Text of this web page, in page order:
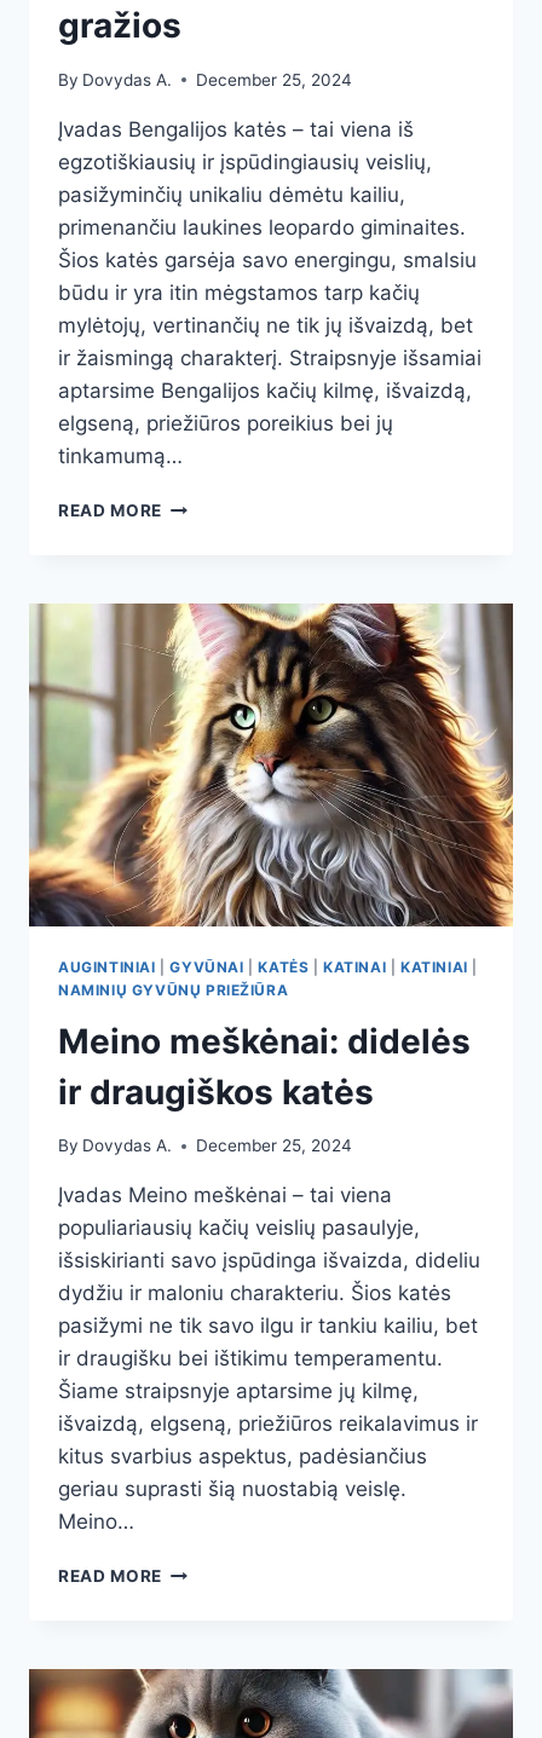
gražios
By Dovydas A. December 25, 2024
Įvadas Bengalijos katės – tai viena iš
egzotiškiausių ir įspūdingiausių veislių,
pasižyminčių unikaliu dėmėtu kailiu,
primenančiu laukines leopardo giminaites.
Šios katės garsėja savo energingu, smalsiu
būdu ir yra itin mėgstamos tarp kačių
mylėtojų, vertinančių ne tik jų išvaizdą, bet
ir žaismingą charakterį. Straipsnyje išsamiai
aptarsime Bengalijos kačių kilmę, išvaizdą,
elgseną, priežiūros poreikius bei jų
tinkamumą…
READ MORE BENGALIJOS
IR
GRAŽIOS
AUGINTINIAI |GYVŪNAI |KATĖS |KATINAI |KATINIAI
NAMINIŲ GYVŪNŲ PRIEŽIŪRA
Meino meškėnai: didelės
ir draugiškos katės
By Dovydas A. December 25, 2024
Įvadas Meino meškėnai – tai viena
populiariausių kačių veislių pasaulyje,
išsiskirianti savo įspūdinga išvaizda, dideliu
dydžiu ir maloniu charakteriu. Šios katės
pasižymi ne tik savo ilgu ir tankiu kailiu, bet
ir draugišku bei ištikimu temperamentu.
Šiame straipsnyje aptarsime jų kilmę,
išvaizdą, elgseną, priežiūros reikalavimus ir
kitus svarbius aspektus, padėsiančius
geriau suprasti šią nuostabią veislę.
Meino…
READ MORE MEINO
DRAUGIŠKOS
KATĖS